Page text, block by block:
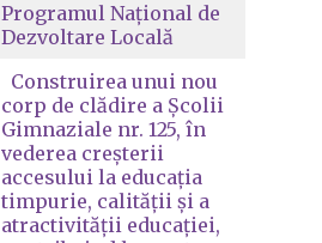
Programul Național de
Dezvoltare Locală
Construirea unui nou
corp de clădire a Școlii
Gimnaziale nr. 125, în
vederea creșterii
accesului la educația
timpurie, calității și a
atractivității educației,